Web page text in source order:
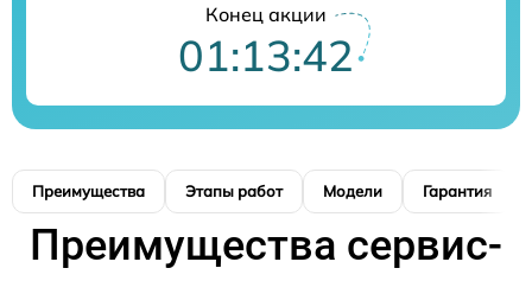
Конец акции
01:13:41
Преимущества Этапы работ Модели Гарантия
Преимущества сервис-